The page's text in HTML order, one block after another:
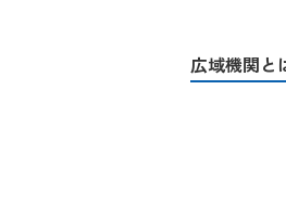
広域機関と